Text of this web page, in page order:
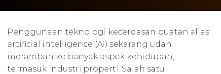
Penggunaan teknologi kecerdasan buatan alias
artificial intelligence (AI) sekarang udah
merambah ke banyak aspek kehidupan,
termasuk industri properti. Salah satu